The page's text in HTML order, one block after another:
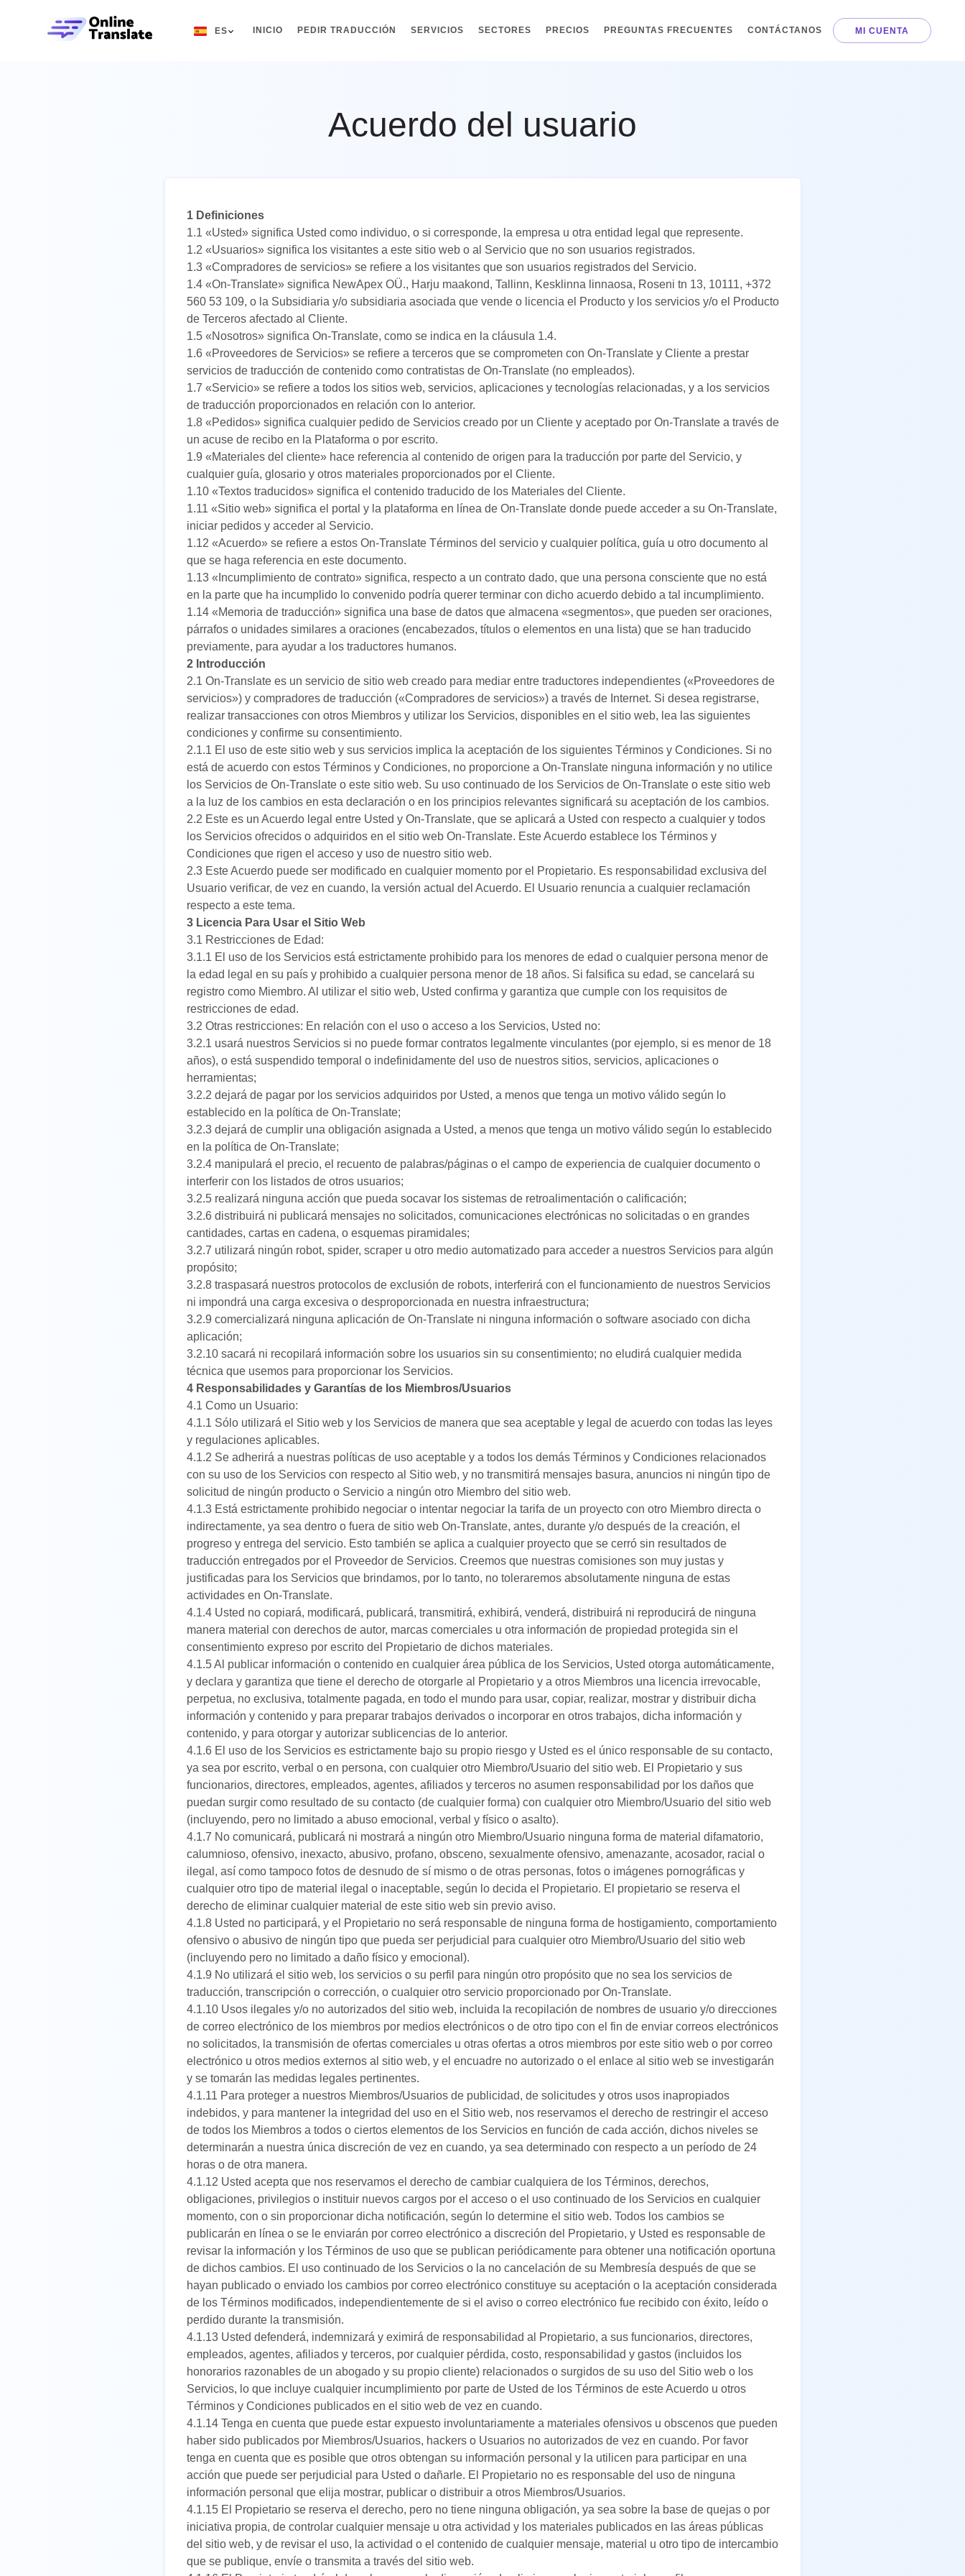
ES
ZH
NO
TH
UK
PT
NL
KO
TL
ID
DA
FI
INICIO PEDIR TRADUCCIÓN SERVICIOS SECTORES PRECIOS PREGUNTAS FRECUENTES CONTÁCTANOS MI CUENTA
Acuerdo del usuario
1 Definiciones
1.1 «Usted» significa Usted como individuo, o si corresponde, la empresa u otra entidad legal que represente.
1.2 «Usuarios» significa los visitantes a este sitio web o al Servicio que no son usuarios registrados.
1.3 «Compradores de servicios» se refiere a los visitantes que son usuarios registrados del Servicio.
1.4 «On-Translate» significa NewApex OÜ., Harju maakond, Tallinn, Kesklinna linnaosa, Roseni tn 13, 10111, +372
560 53 109, o la Subsidiaria y/o subsidiaria asociada que vende o licencia el Producto y los servicios y/o el Producto
de Terceros afectado al Cliente.
1.5 «Nosotros» significa On-Translate, como se indica en la cláusula 1.4.
1.6 «Proveedores de Servicios» se refiere a terceros que se comprometen con On-Translate y Cliente a prestar
servicios de traducción de contenido como contratistas de On-Translate (no empleados).
1.7 «Servicio» se refiere a todos los sitios web, servicios, aplicaciones y tecnologías relacionadas, y a los servicios
de traducción proporcionados en relación con lo anterior.
1.8 «Pedidos» significa cualquier pedido de Servicios creado por un Cliente y aceptado por On-Translate a través de
un acuse de recibo en la Plataforma o por escrito.
1.9 «Materiales del cliente» hace referencia al contenido de origen para la traducción por parte del Servicio, y
cualquier guía, glosario y otros materiales proporcionados por el Cliente.
1.10 «Textos traducidos» significa el contenido traducido de los Materiales del Cliente.
1.11 «Sitio web» significa el portal y la plataforma en línea de On-Translate donde puede acceder a su On-Translate,
iniciar pedidos y acceder al Servicio.
1.12 «Acuerdo» se refiere a estos On-Translate Términos del servicio y cualquier política, guía u otro documento al
que se haga referencia en este documento.
1.13 «Incumplimiento de contrato» significa, respecto a un contrato dado, que una persona consciente que no está
en la parte que ha incumplido lo convenido podría querer terminar con dicho acuerdo debido a tal incumplimiento.
1.14 «Memoria de traducción» significa una base de datos que almacena «segmentos», que pueden ser oraciones,
párrafos o unidades similares a oraciones (encabezados, títulos o elementos en una lista) que se han traducido
previamente, para ayudar a los traductores humanos.
2 Introducción
2.1 On-Translate es un servicio de sitio web creado para mediar entre traductores independientes («Proveedores de
servicios») y compradores de traducción («Compradores de servicios») a través de Internet. Si desea registrarse,
realizar transacciones con otros Miembros y utilizar los Servicios, disponibles en el sitio web, lea las siguientes
condiciones y confirme su consentimiento.
2.1.1 El uso de este sitio web y sus servicios implica la aceptación de los siguientes Términos y Condiciones. Si no
está de acuerdo con estos Términos y Condiciones, no proporcione a On-Translate ninguna información y no utilice
los Servicios de On-Translate o este sitio web. Su uso continuado de los Servicios de On-Translate o este sitio web
a la luz de los cambios en esta declaración o en los principios relevantes significará su aceptación de los cambios.
2.2 Este es un Acuerdo legal entre Usted y On-Translate, que se aplicará a Usted con respecto a cualquier y todos
los Servicios ofrecidos o adquiridos en el sitio web On-Translate. Este Acuerdo establece los Términos y
Condiciones que rigen el acceso y uso de nuestro sitio web.
2.3 Este Acuerdo puede ser modificado en cualquier momento por el Propietario. Es responsabilidad exclusiva del
Usuario verificar, de vez en cuando, la versión actual del Acuerdo. El Usuario renuncia a cualquier reclamación
respecto a este tema.
3 Licencia Para Usar el Sitio Web
3.1 Restricciones de Edad:
3.1.1 El uso de los Servicios está estrictamente prohibido para los menores de edad o cualquier persona menor de
la edad legal en su país y prohibido a cualquier persona menor de 18 años. Si falsifica su edad, se cancelará su
registro como Miembro. Al utilizar el sitio web, Usted confirma y garantiza que cumple con los requisitos de
restricciones de edad.
3.2 Otras restricciones: En relación con el uso o acceso a los Servicios, Usted no:
3.2.1 usará nuestros Servicios si no puede formar contratos legalmente vinculantes (por ejemplo, si es menor de 18
años), o está suspendido temporal o indefinidamente del uso de nuestros sitios, servicios, aplicaciones o
herramientas;
3.2.2 dejará de pagar por los servicios adquiridos por Usted, a menos que tenga un motivo válido según lo
establecido en la política de On-Translate;
3.2.3 dejará de cumplir una obligación asignada a Usted, a menos que tenga un motivo válido según lo establecido
en la política de On-Translate;
3.2.4 manipulará el precio, el recuento de palabras/páginas o el campo de experiencia de cualquier documento o
interferir con los listados de otros usuarios;
3.2.5 realizará ninguna acción que pueda socavar los sistemas de retroalimentación o calificación;
3.2.6 distribuirá ni publicará mensajes no solicitados, comunicaciones electrónicas no solicitadas o en grandes
cantidades, cartas en cadena, o esquemas piramidales;
3.2.7 utilizará ningún robot, spider, scraper u otro medio automatizado para acceder a nuestros Servicios para algún
propósito;
3.2.8 traspasará nuestros protocolos de exclusión de robots, interferirá con el funcionamiento de nuestros Servicios
ni impondrá una carga excesiva o desproporcionada en nuestra infraestructura;
3.2.9 comercializará ninguna aplicación de On-Translate ni ninguna información o software asociado con dicha
aplicación;
3.2.10 sacará ni recopilará información sobre los usuarios sin su consentimiento; no eludirá cualquier medida
técnica que usemos para proporcionar los Servicios.
4 Responsabilidades y Garantías de los Miembros/Usuarios
4.1 Como un Usuario:
4.1.1 Sólo utilizará el Sitio web y los Servicios de manera que sea aceptable y legal de acuerdo con todas las leyes
y regulaciones aplicables.
4.1.2 Se adherirá a nuestras políticas de uso aceptable y a todos los demás Términos y Condiciones relacionados
con su uso de los Servicios con respecto al Sitio web, y no transmitirá mensajes basura, anuncios ni ningún tipo de
solicitud de ningún producto o Servicio a ningún otro Miembro del sitio web.
4.1.3 Está estrictamente prohibido negociar o intentar negociar la tarifa de un proyecto con otro Miembro directa o
indirectamente, ya sea dentro o fuera de sitio web On-Translate, antes, durante y/o después de la creación, el
progreso y entrega del servicio. Esto también se aplica a cualquier proyecto que se cerró sin resultados de
traducción entregados por el Proveedor de Servicios. Creemos que nuestras comisiones son muy justas y
justificadas para los Servicios que brindamos, por lo tanto, no toleraremos absolutamente ninguna de estas
actividades en On-Translate.
4.1.4 Usted no copiará, modificará, publicará, transmitirá, exhibirá, venderá, distribuirá ni reproducirá de ninguna
manera material con derechos de autor, marcas comerciales u otra información de propiedad protegida sin el
consentimiento expreso por escrito del Propietario de dichos materiales.
4.1.5 Al publicar información o contenido en cualquier área pública de los Servicios, Usted otorga automáticamente,
y declara y garantiza que tiene el derecho de otorgarle al Propietario y a otros Miembros una licencia irrevocable,
perpetua, no exclusiva, totalmente pagada, en todo el mundo para usar, copiar, realizar, mostrar y distribuir dicha
información y contenido y para preparar trabajos derivados o incorporar en otros trabajos, dicha información y
contenido, y para otorgar y autorizar sublicencias de lo anterior.
4.1.6 El uso de los Servicios es estrictamente bajo su propio riesgo y Usted es el único responsable de su contacto,
ya sea por escrito, verbal o en persona, con cualquier otro Miembro/Usuario del sitio web. El Propietario y sus
funcionarios, directores, empleados, agentes, afiliados y terceros no asumen responsabilidad por los daños que
puedan surgir como resultado de su contacto (de cualquier forma) con cualquier otro Miembro/Usuario del sitio web
(incluyendo, pero no limitado a abuso emocional, verbal y físico o asalto).
4.1.7 No comunicará, publicará ni mostrará a ningún otro Miembro/Usuario ninguna forma de material difamatorio,
calumnioso, ofensivo, inexacto, abusivo, profano, obsceno, sexualmente ofensivo, amenazante, acosador, racial o
ilegal, así como tampoco fotos de desnudo de sí mismo o de otras personas, fotos o imágenes pornográficas y
cualquier otro tipo de material ilegal o inaceptable, según lo decida el Propietario. El propietario se reserva el
derecho de eliminar cualquier material de este sitio web sin previo aviso.
4.1.8 Usted no participará, y el Propietario no será responsable de ninguna forma de hostigamiento, comportamiento
ofensivo o abusivo de ningún tipo que pueda ser perjudicial para cualquier otro Miembro/Usuario del sitio web
(incluyendo pero no limitado a daño físico y emocional).
4.1.9 No utilizará el sitio web, los servicios o su perfil para ningún otro propósito que no sea los servicios de
traducción, transcripción o corrección, o cualquier otro servicio proporcionado por On-Translate.
4.1.10 Usos ilegales y/o no autorizados del sitio web, incluida la recopilación de nombres de usuario y/o direcciones
de correo electrónico de los miembros por medios electrónicos o de otro tipo con el fin de enviar correos electrónicos
no solicitados, la transmisión de ofertas comerciales u otras ofertas a otros miembros por este sitio web o por correo
electrónico u otros medios externos al sitio web, y el encuadre no autorizado o el enlace al sitio web se investigarán
y se tomarán las medidas legales pertinentes.
4.1.11 Para proteger a nuestros Miembros/Usuarios de publicidad, de solicitudes y otros usos inapropiados
indebidos, y para mantener la integridad del uso en el Sitio web, nos reservamos el derecho de restringir el acceso
de todos los Miembros a todos o ciertos elementos de los Servicios en función de cada acción, dichos niveles se
determinarán a nuestra única discreción de vez en cuando, ya sea determinado con respecto a un período de 24
horas o de otra manera.
4.1.12 Usted acepta que nos reservamos el derecho de cambiar cualquiera de los Términos, derechos,
obligaciones, privilegios o instituir nuevos cargos por el acceso o el uso continuado de los Servicios en cualquier
momento, con o sin proporcionar dicha notificación, según lo determine el sitio web. Todos los cambios se
publicarán en línea o se le enviarán por correo electrónico a discreción del Propietario, y Usted es responsable de
revisar la información y los Términos de uso que se publican periódicamente para obtener una notificación oportuna
de dichos cambios. El uso continuado de los Servicios o la no cancelación de su Membresía después de que se
hayan publicado o enviado los cambios por correo electrónico constituye su aceptación o la aceptación considerada
de los Términos modificados, independientemente de si el aviso o correo electrónico fue recibido con éxito, leído o
perdido durante la transmisión.
4.1.13 Usted defenderá, indemnizará y eximirá de responsabilidad al Propietario, a sus funcionarios, directores,
empleados, agentes, afiliados y terceros, por cualquier pérdida, costo, responsabilidad y gastos (incluidos los
honorarios razonables de un abogado y su propio cliente) relacionados o surgidos de su uso del Sitio web o los
Servicios, lo que incluye cualquier incumplimiento por parte de Usted de los Términos de este Acuerdo u otros
Términos y Condiciones publicados en el sitio web de vez en cuando.
4.1.14 Tenga en cuenta que puede estar expuesto involuntariamente a materiales ofensivos u obscenos que pueden
haber sido publicados por Miembros/Usuarios, hackers o Usuarios no autorizados de vez en cuando. Por favor
tenga en cuenta que es posible que otros obtengan su información personal y la utilicen para participar en una
acción que puede ser perjudicial para Usted o dañarle. El Propietario no es responsable del uso de ninguna
información personal que elija mostrar, publicar o distribuir a otros Miembros/Usuarios.
4.1.15 El Propietario se reserva el derecho, pero no tiene ninguna obligación, ya sea sobre la base de quejas o por
iniciativa propia, de controlar cualquier mensaje u otra actividad y los materiales publicados en las áreas públicas
del sitio web, y de revisar el uso, la actividad o el contenido de cualquier mensaje, material u otro tipo de intercambio
que se publique, envíe o transmita a través del sitio web.